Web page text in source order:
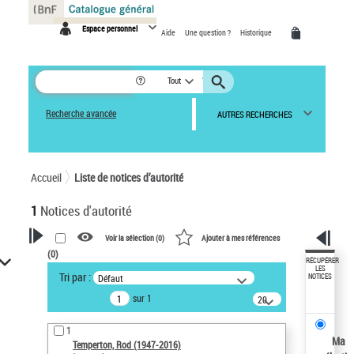
Espace personnel Aide Une question ? Historique
Tout
Recherche avancée AUTRES RECHERCHES
Accueil Liste de notices d’autorité
1 Notices d'autorité
VOTRE RECHERCHE
Recherche avancée dans les
notices d’autorité
Œuvres liées à l'auteur :
Temperton, Rod (1947-2016)
Voir la sélection (0) Ajouter à mes références
(0)
Tri par : Défaut
sur 1
20
résultats/page
1
Temperton, Rod (1947-2016)
RÉCUPÉRER
LES
NOTICES
Ma
Panneau de gestion des cookies